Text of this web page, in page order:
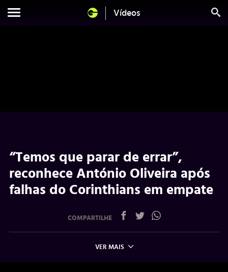
Vídeos
“Temos que parar de errar”,
reconhece António Oliveira após
falhas do Corinthians em empate
COMPARTILHE
VER MAIS